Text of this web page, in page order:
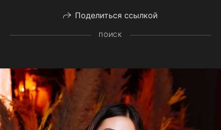
Поделиться ссылкой
ПОИСК